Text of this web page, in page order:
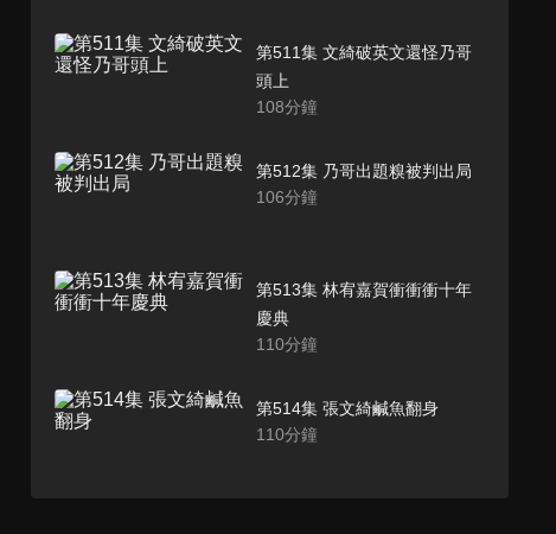
第511集 文綺破英文還怪乃哥
頭上
108分鐘
第512集 乃哥出題糗被判出局
106分鐘
第513集 林宥嘉賀衝衝衝十年
慶典
110分鐘
第514集 張文綺鹹魚翻身
110分鐘